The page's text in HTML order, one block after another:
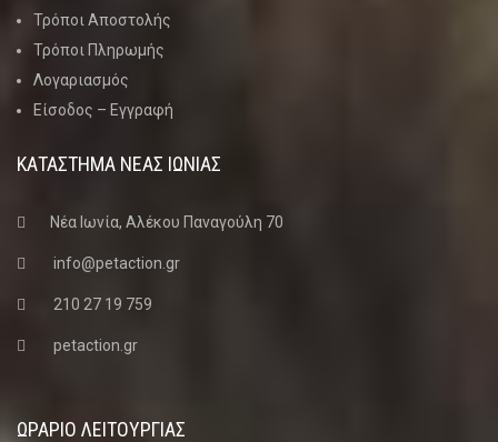
Τρόποι Αποστολής
Τρόποι Πληρωμής
Λογαριασμός
Είσοδος – Εγγραφή
ΚΑΤΑΣΤΗΜΑ ΝΈΑΣ ΙΩΝΊΑΣ
Νέα Ιωνία, Αλέκου Παναγούλη 70
info@petaction.gr
210 27 19 759
petaction.gr
ΩΡΑΡΙΟ ΛΕΙΤΟΥΡΓΙΑΣ